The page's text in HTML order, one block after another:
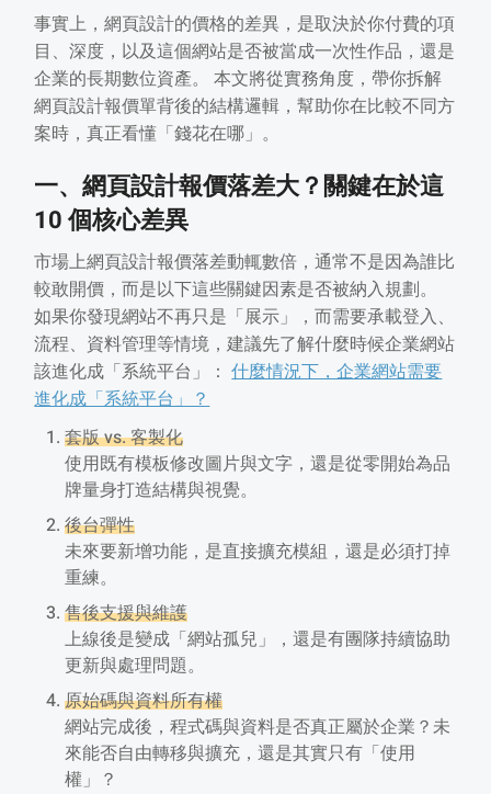
事實上，網頁設計的價格的差異，是取決於你付費的項
目、深度，以及這個網站是否被當成一次性作品，還是
企業的長期數位資產。 本文將從實務角度，帶你拆解
網頁設計報價單背後的結構邏輯，幫助你在比較不同方
案時，真正看懂「錢花在哪」。
一、網頁設計報價落差大？關鍵在於這
10 個核心差異
市場上網頁設計報價落差動輒數倍，通常不是因為誰比
較敢開價，而是以下這些關鍵因素是否被納入規劃。
如果你發現網站不再只是「展示」，而需要承載登入、
流程、資料管理等情境，建議先了解什麼時候企業網站
該進化成「系統平台」：什麼情況下，企業網站需要
進化成「系統平台」？
套版 vs. 客製化
使用既有模板修改圖片與文字，還是從零開始為品
牌量身打造結構與視覺。
後台彈性
未來要新增功能，是直接擴充模組，還是必須打掉
重練。
售後支援與維護
上線後是變成「網站孤兒」，還是有團隊持續協助
更新與處理問題。
原始碼與資料所有權
網站完成後，程式碼與資料是否真正屬於企業？未
來能否自由轉移與擴充，還是其實只有「使用
權」？